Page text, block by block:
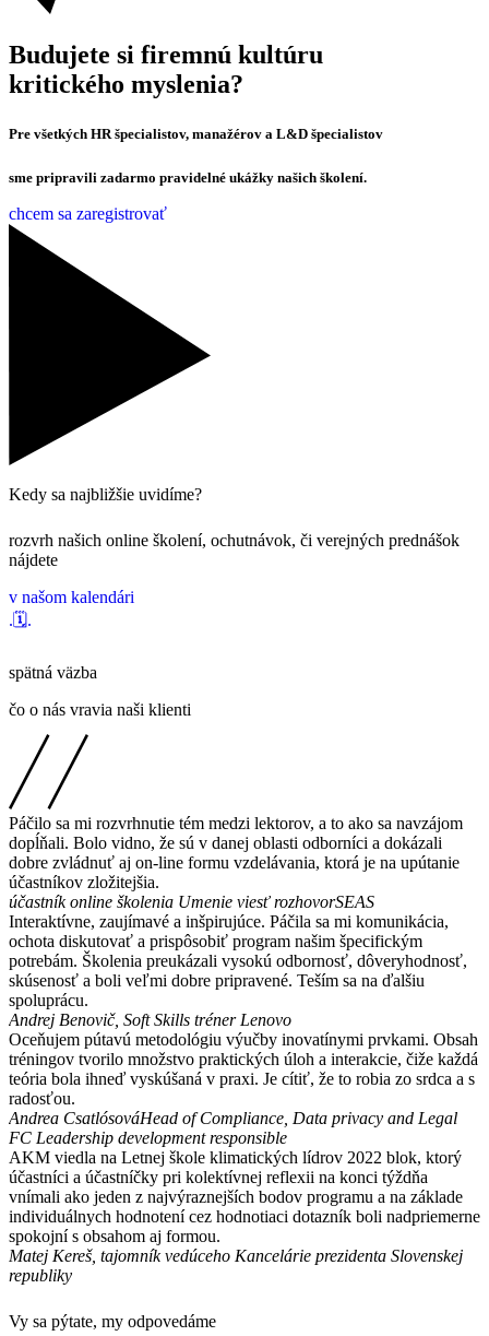
Budujete si firemnú kultúru
kritického myslenia?
Pre všetkých HR špecialistov, manažérov a L&D špecialistov
sme pripravili zadarmo pravidelné ukážky našich školení.
chcem sa zaregistrovať
Kedy sa najbližšie uvidíme?
rozvrh našich online školení, ochutnávok, či verejných prednášok
nájdete
v našom kalendári
.🗓.
spätná väzba
čo o nás vravia naši klienti
Páčilo sa mi rozvrhnutie tém medzi lektorov, a to ako sa navzájom
dopĺňali. Bolo vidno, že sú v danej oblasti odborníci a dokázali
dobre zvládnuť aj on-line formu vzdelávania, ktorá je na upútanie
účastníkov zložitejšia.
účastník online školenia Umenie viesť rozhovorSEAS
Interaktívne, zaujímavé a inšpirujúce. Páčila sa mi komunikácia,
ochota diskutovať a prispôsobiť program našim špecifickým
potrebám. Školenia preukázali vysokú odbornosť, dôveryhodnosť,
skúsenosť a boli veľmi dobre pripravené. Teším sa na ďalšiu
spoluprácu.
Andrej Benovič, Soft Skills tréner Lenovo
Oceňujem pútavú metodológiu výučby inovatínymi prvkami. Obsah
tréningov tvorilo množstvo praktických úloh a interakcie, čiže každá
teória bola ihneď vyskúšaná v praxi. Je cítiť, že to robia zo srdca a s
radosťou.
Andrea CsatlósováHead of Compliance, Data privacy and Legal
FC Leadership development responsible
AKM viedla na Letnej škole klimatických lídrov 2022 blok, ktorý
účastníci a účastníčky pri kolektívnej reflexii na konci týždňa
vnímali ako jeden z najvýraznejších bodov programu a na základe
individuálnych hodnotení cez hodnotiaci dotazník boli nadpriemerne
spokojní s obsahom aj formou.
Matej Kereš, tajomník vedúceho Kancelárie prezidenta Slovenskej
republiky
Vy sa pýtate, my odpovedáme